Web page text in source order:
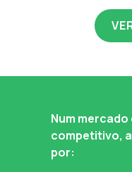
Num
competitivo,
por: